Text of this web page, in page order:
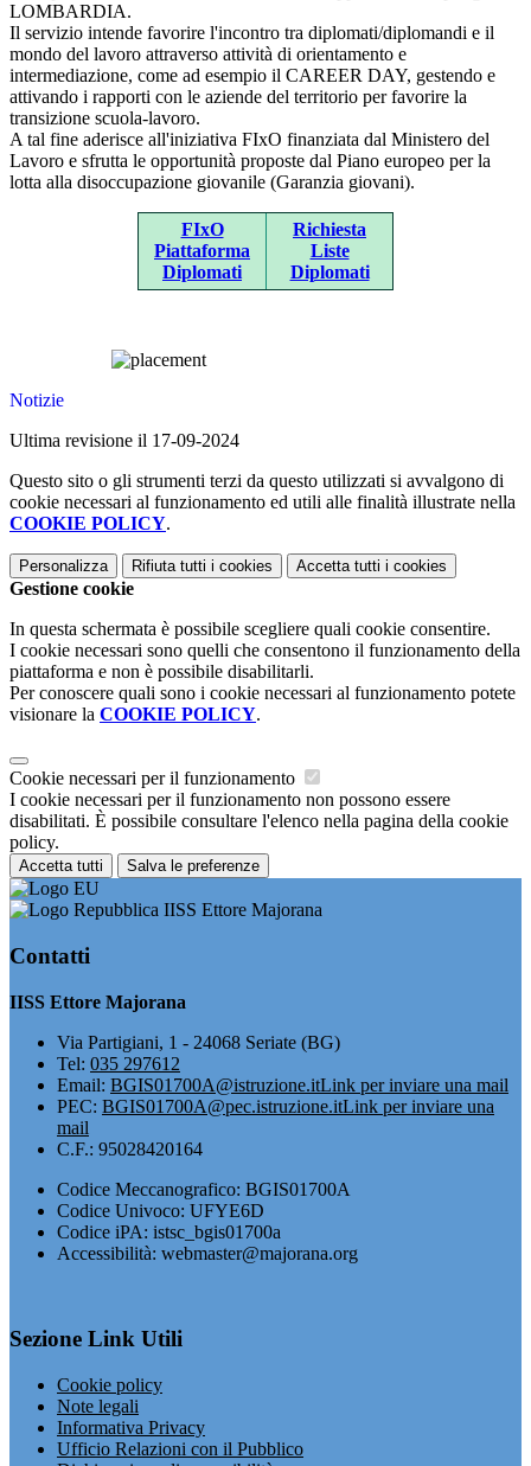
LOMBARDIA.
Il servizio intende favorire l'incontro tra diplomati/diplomandi e il
mondo del lavoro attraverso attività di orientamento e
intermediazione, come ad esempio il CAREER DAY, gestendo e
attivando i rapporti con le aziende del territorio per favorire la
transizione scuola-lavoro.
A tal fine aderisce all'iniziativa FIxO finanziata dal Ministero del
Lavoro e sfrutta le opportunità proposte dal Piano europeo per la
lotta alla disoccupazione giovanile (Garanzia giovani).
FIxO
Piattaforma
Diplomati
Richiesta
Liste
Diplomati
Notizie
Ultima revisione il 17-09-2024
Questo sito o gli strumenti terzi da questo utilizzati si avvalgono di
cookie necessari al funzionamento ed utili alle finalità illustrate nella
COOKIE POLICY.
Personalizza Rifiuta tutti i cookies Accetta tutti i cookies
Gestione cookie
In questa schermata è possibile scegliere quali cookie consentire.
I cookie necessari sono quelli che consentono il funzionamento della
piattaforma e non è possibile disabilitarli.
Per conoscere quali sono i cookie necessari al funzionamento potete
visionare la COOKIE POLICY.
Cookie necessari per il funzionamento
I cookie necessari per il funzionamento non possono essere
disabilitati. È possibile consultare l'elenco nella pagina della cookie
policy.
Accetta tutti Salva le preferenze
IISS Ettore Majorana
Contatti
IISS Ettore Majorana
Via Partigiani, 1 - 24068 Seriate (BG)
Tel: 035 297612
Email: BGIS01700A@istruzione.itLink per inviare una mail
PEC: BGIS01700A@pec.istruzione.itLink per inviare una
mail
C.F.: 95028420164
Codice Meccanografico: BGIS01700A
Codice Univoco: UFYE6D
Codice iPA: istsc_bgis01700a
Accessibilità: webmaster@majorana.org
Sezione Link Utili
Cookie policy
Note legali
Informativa Privacy
Ufficio Relazioni con il Pubblico